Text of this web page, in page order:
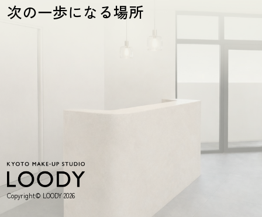
次の一歩になる場所
Copyright© LOODY 2026